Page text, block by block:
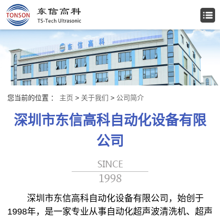
您当前的位置 ： 主页 > 关于我们 > 公司简介
深圳市东信高科自动化设备有限
公司
深圳市东信高科自动化设备有限公司，始创于
1998年，是一家专业从事自动化超声波清洗机、超声